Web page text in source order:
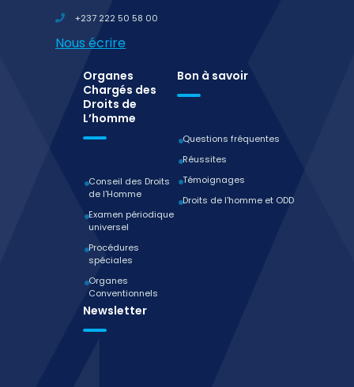
+237 222 50 58 00
Nous écrire
Organes
Chargés des
Droits de
L’homme
Conseil des Droits
de l'Homme
Examen périodique
universel
Procédures
spéciales
Organes
Conventionnels
Bon à savoir
Questions fréquentes
Réussites
Témoignages
Droits de l'homme et ODD
Newsletter